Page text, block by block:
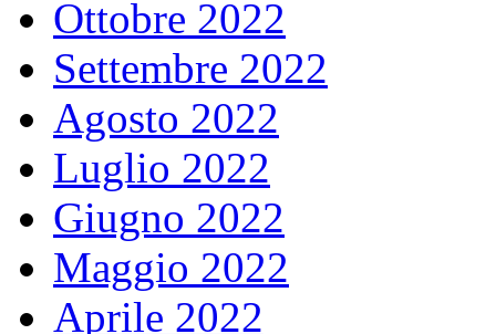
Ottobre 2022
Settembre 2022
Agosto 2022
Luglio 2022
Giugno 2022
Maggio 2022
Aprile 2022